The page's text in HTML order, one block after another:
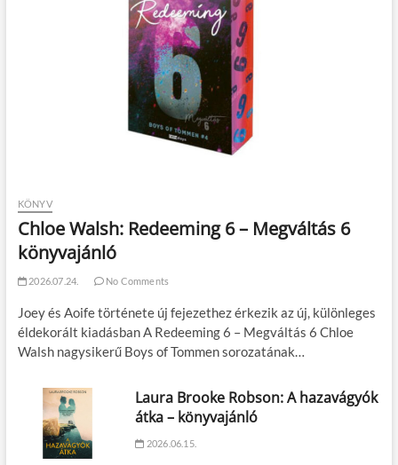
KÖNYV
Chloe Walsh: Redeeming 6 – Megváltás 6
könyvajánló
2026.07.24. No Comments
Joey és Aoife története új fejezethez érkezik az új, különleges
éldekorált kiadásban A Redeeming 6 – Megváltás 6 Chloe
Walsh nagysikerű Boys of Tommen sorozatának…
Laura Brooke Robson: A hazavágyók
átka – könyvajánló
2026.06.15.